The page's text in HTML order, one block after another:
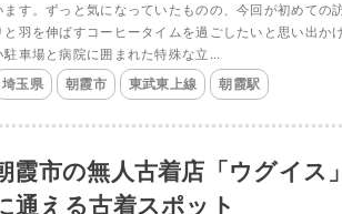
ます。ずっと気になっていたものの、今回が初めての
と羽を伸ばすコーヒータイムを過ごしたいと思い出か
駐車場と病院に囲まれた特殊な立...
埼玉県 朝霞市 東武東上線 朝霞駅
霞市の無人古着店「ウグイス
通える古着スポット